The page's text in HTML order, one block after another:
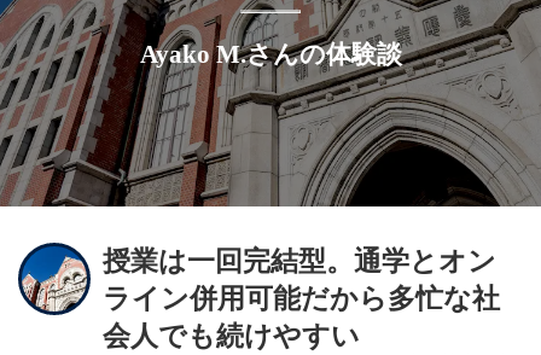
Ayako M.さんの体験談
授業は一回完結型。通学とオン
ライン併用可能だから多忙な社
会人でも続けやすい